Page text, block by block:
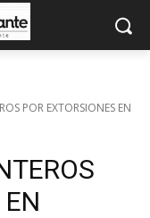
POR EXTORSIONES EN